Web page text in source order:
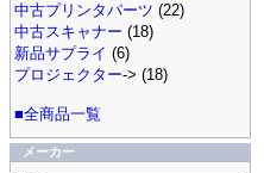
中古プリンタパーツ (22)
中古スキャナー (18)
新品サプライ (6)
プロジェクター-> (18)
■全商品一覧
メーカー